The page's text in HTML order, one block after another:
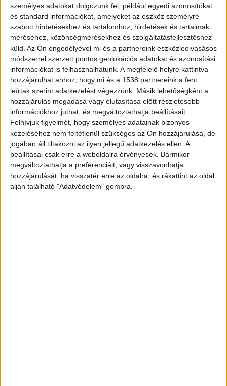
személyes adatokat dolgozunk fel, például egyedi azonosítókat
és standard információkat, amelyeket az eszköz személyre
szabott hirdetésekhez és tartalomhoz, hirdetések és tartalmak
méréséhez, közönségmérésekhez és szolgáltatásfejlesztéshez
küld. Az Ön engedélyével mi és a partnereink eszközleolvasásos
módszerrel szerzett pontos geolokációs adatokat és azonosítási
információkat is felhasználhatunk. A megfelelő helyre kattintva
hozzájárulhat ahhoz, hogy mi és a 1538 partnereink a fent
leírtak szerint adatkezelést végezzünk. Másik lehetőségként a
hozzájárulás megadása vagy elutasítása előtt részletesebb
információkhoz juthat, és megváltoztathatja beállításait.
Felhívjuk figyelmét, hogy személyes adatainak bizonyos
kezeléséhez nem feltétlenül szükséges az Ön hozzájárulása, de
jogában áll tiltakozni az ilyen jellegű adatkezelés ellen. A
beállításai csak erre a weboldalra érvényesek. Bármikor
megváltoztathatja a preferenciáit, vagy visszavonhatja
hozzájárulását, ha visszatér erre az oldalra, és rákattint az oldal
alján található "Adatvédelem" gombra.
önfeloszlatás okai, valamint az, hogy a
polgármester módszeresen kihagyta a
képviselőket a helyi döntésekből.
A retró hangulatú strand
A településhonlapjaszerint a felújított
strandbejáratát mellett zárt és nyitott
kerékpártárolók vannak, sűrűn beültetett fák
alatt könnyű árnyékos helyet találni a nyári
forróságban. A meder fokozatosan mélyül, sem
iszap, sem kő nem okoz kellemetlenséget, a víz
tiszta. Már a partról is csodás panoráma tárul
elénk, de kicsit beúszva elénk tárulnak a